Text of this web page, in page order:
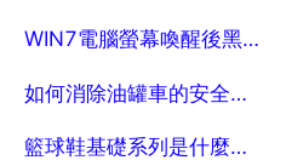
2025-07-29 WIN7電腦螢幕喚醒後黑屏，有底光，螢幕還是黑的 50
2025-07-29 如何消除油罐車的安全隱患
2025-07-29 籃球鞋基礎系列是什麼意思？質量怎麼樣？